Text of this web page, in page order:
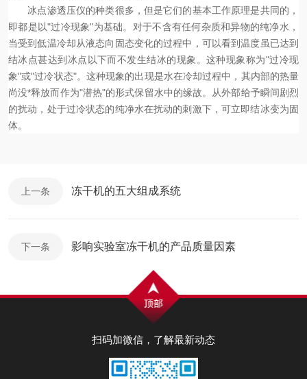
冰点渗透压仪的种类很多，但是它们的基本工作原理是共同的，
即都是以"过冷现象"为基础。对于不含有任何杂质和异物的纯净水，
当受到低温冷却从液态向固态变化的过程中，可以看到温度虽已达到
结冰点甚达到冰点以下而不发生结冰的现象。这种现象称为"过冷现
象"或"过冷状态"。这种现象的出现是水在冷却过程中，其内部的热量
尚没*释放而作为"潜热"的形式保留水中的缘故。从外部给予瞬间剧烈
的扰动，处于过冷状态的纯净水在扰动的刺激下，可立即结冰变为固
体。
上一条 冻干机的五大组成系统
下一条 影响实验室冻干机的产品质量因素
扫码加微信，了解最新动态